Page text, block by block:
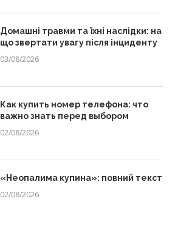
Домашні травми та їхні наслідки: на
що звертати увагу після інциденту
03/08/2026
Как купить номер телефона: что
важно знать перед выбором
02/08/2026
«Неопалима купина»: повний текст
02/08/2026